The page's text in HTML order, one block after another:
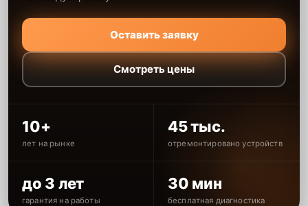
Оставить заявку
Смотреть цены
10+
лет на рынке
45 тыс.
отремонтировано устройств
до 3 лет
гарантия на работы
30 мин
бесплатная диагностика